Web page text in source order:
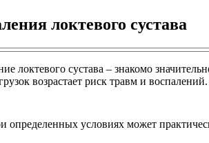
локтевого сустава
локтевого сустава – знакомо
возрастает риск травм и воспалений.
определенных условиях может